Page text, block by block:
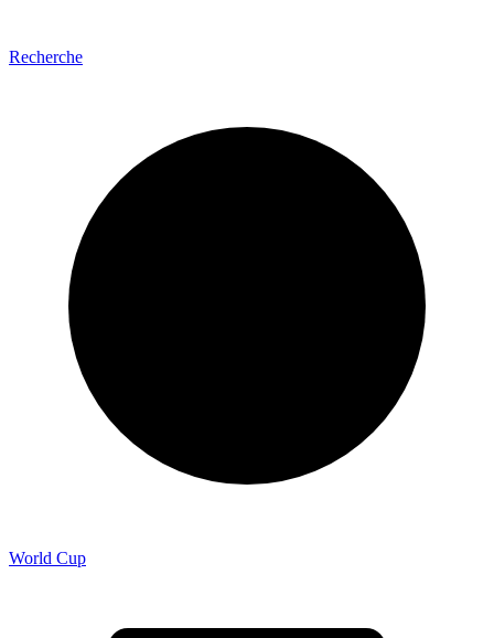
Recherche
World Cup